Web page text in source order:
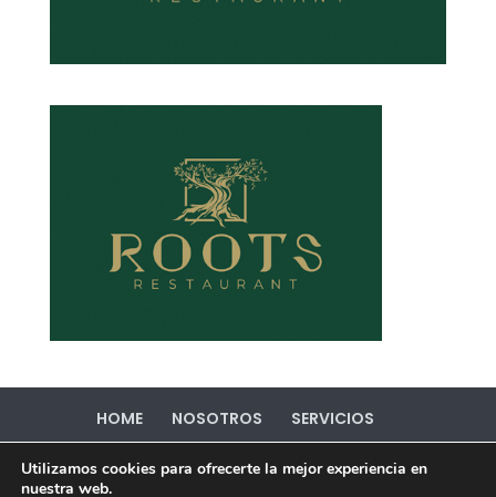
HOME NOSOTROS
SERVICIOS
PORTFOLIO
CONTACTO
Política de Privacidad
Política de Cookies
Utilizamos cookies para ofrecerte la mejor experiencia en
nuestra web.